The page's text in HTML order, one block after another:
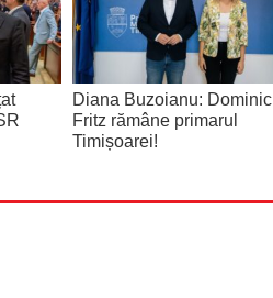
Diana Buzoianu: Dominic
Fritz rămâne primarul
Timișoarei!